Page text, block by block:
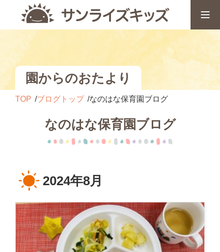
園からのおたより
TOP ブログトップ なのはな保育園ブログ
なのはな保育園ブログ
2024年8月